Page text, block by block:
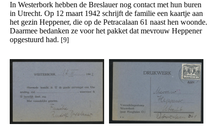
In Westerbork hebben de Breslauer nog contact met hun buren
in Utrecht. Op 12 maart 1942 schrijft de familie een kaartje aan
het gezin Heppener, die op de Petracalaan 61 naast hen woonde.
Daarmee bedanken ze voor het pakket dat mevrouw Heppener
opgestuurd had. [9]